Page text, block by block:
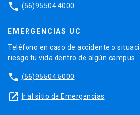
phone (56)95504 4000
EMERGENCIAS UC
Teléfono en caso de accidente o
riesgo tu vida dentro de algún campus.
phone (56)95504 5000
launch Ir al sitio de Emergencias